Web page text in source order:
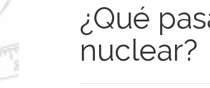
¿Qué
nuclear?